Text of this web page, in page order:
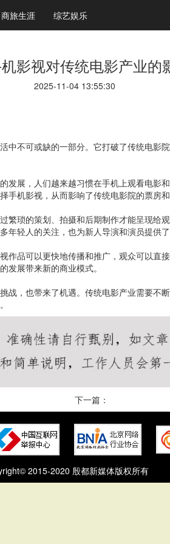
商旅生涯 综艺娱乐
影视对传统电影产业的
2025-11-04 13:55:30
不可或缺的一部分。它打破了传统电影
展，人们越来越习惯在手机上观看电影
机影视，从而影响了传统电影院的票房和
琐的策划、拍摄和后期制作才能呈现给
轻人的关注，也为新人导演和演员提供了
作品可以更快地传播和推广，观众可以直
发展带来新的商业模式。
，也带来了机遇。传统电影产业需要不
下一篇：
2015-2020 殷都新媒体版权所有